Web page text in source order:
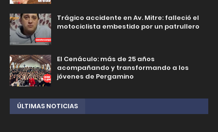
Trágico accidente en Av. Mitre: falleció el
motociclista embestido por un patrullero
El Cenáculo: más de 25 años
acompañando y transformando a los
jóvenes de Pergamino
ÚLTIMAS NOTICIAS